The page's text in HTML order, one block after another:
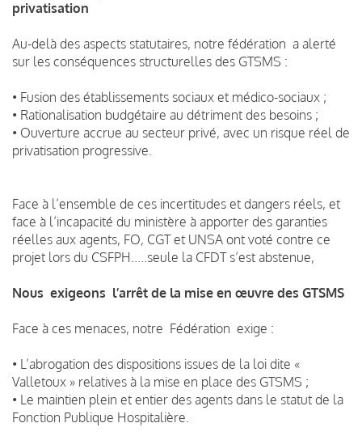
privatisation
Au-delà des aspects statutaires, notre fédération a alerté
sur les conséquences structurelles des GTSMS :
• Fusion des établissements sociaux et médico-sociaux ;
• Rationalisation budgétaire au détriment des besoins ;
• Ouverture accrue au secteur privé, avec un risque réel de
privatisation progressive.
Face à l’ensemble de ces incertitudes et dangers réels, et
face à l’incapacité du ministère à apporter des garanties
réelles aux agents, FO, CGT et UNSA ont voté contre ce
projet lors du CSFPH.....seule la CFDT s’est abstenue,
Nous exigeons l’arrêt de la mise en œuvre des GTSMS
Face à ces menaces, notre Fédération exige :
• L’abrogation des dispositions issues de la loi dite «
Valletoux » relatives à la mise en place des GTSMS ;
• Le maintien plein et entier des agents dans le statut de la
Fonction Publique Hospitalière.